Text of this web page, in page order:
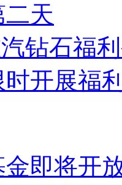
天
钻石福
开展福
即将开